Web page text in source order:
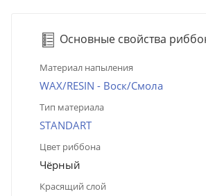
Основные свойства
Материал напыления
WAX/RESIN - Воск/Смола
Тип материала
STANDART
Цвет риббона
Чёрный
Красящий слой